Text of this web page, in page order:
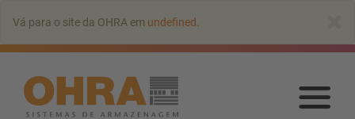
para
o
principal
Vá para o site da OHRA em undefined
Ir